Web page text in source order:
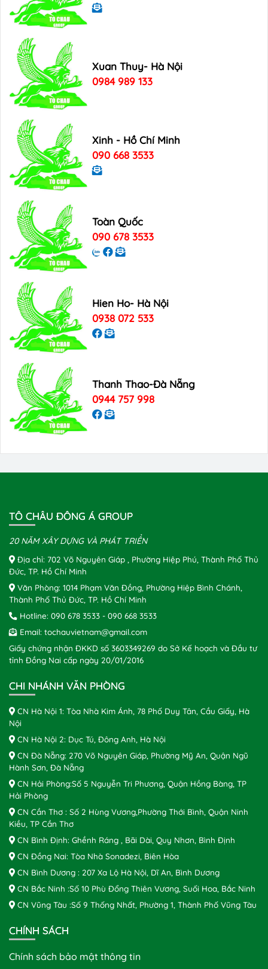
Xuan Thuy- Hà Nội
0984 989 133
Xinh - Hồ Chí Minh
090 668 3533
Toàn Quốc
090 678 3533
Hien Ho- Hà Nội
0938 072 533
Thanh Thao-Đà Nẵng
0944 757 998
TÔ CHÂU ĐÔNG Á GROUP
20 NĂM XÂY DỰNG VÀ PHÁT TRIỂN
Địa chỉ: 702 Võ Nguyên Giáp , Phường Hiệp Phú, Thành Phố Thủ
Đức, TP. Hồ Chí Minh
Văn Phòng: 1014 Phạm Văn Đồng, Phường Hiệp Bình Chánh,
Thành Phố Thủ Đức, TP. Hồ Chí Minh
Hotline: 090 678 3533 - 090 668 3533
Email: tochauvietnam@gmail.com
Giấy chứng nhận ĐKKD số 3603349269 do Sở Kế hoạch và Đầu tư
tỉnh Đồng Nai cấp ngày 20/01/2016
CHI NHÁNH VĂN PHÒNG
CN Hà Nội 1: Tòa Nhà Kim Ánh, 78 Phố Duy Tân, Cầu Giấy, Hà
Nội
CN Hà Nội 2: Dục Tú, Đông Anh, Hà Nội
CN Đà Nẵng: 270 Võ Nguyên Giáp, Phường Mỹ An, Quận Ngũ
Hành Sơn, Đà Nẵng
CN Hải Phòng:Số 5 Nguyễn Tri Phương, Quận Hồng Bàng, TP
Hải Phòng
CN Cần Thơ : Số 2 Hùng Vương,Phường Thới Bình, Quận Ninh
Kiều, TP Cần Thơ
CN Bình Định: Ghềnh Ráng , Bãi Dài, Quy Nhơn, Bình Định
CN Đồng Nai: Tòa Nhà Sonadezi, Biên Hòa
CN Bình Dương : 207 Xa Lộ Hà Nội, Dĩ An, Bình Dương
CN Bắc Ninh :Số 10 Phù Đổng Thiên Vương, Suối Hoa, Bắc Ninh
CN Vũng Tàu :Số 9 Thống Nhất, Phường 1, Thành Phố Vũng Tàu
CHÍNH SÁCH
Chính sách bảo mật thông tin